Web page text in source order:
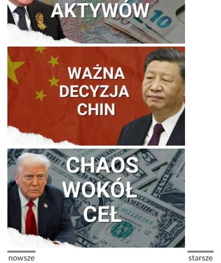
Stronicowanie
Poprzednia strona
nowsze starsze